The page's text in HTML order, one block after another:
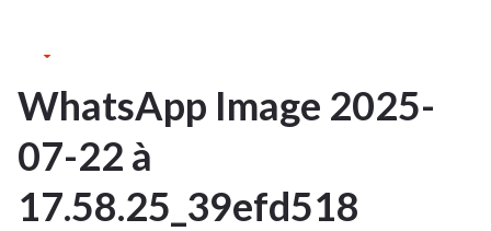
22
JUIL 2025
WhatsApp Image 2025-
07-22 à
17.58.25_39efd518